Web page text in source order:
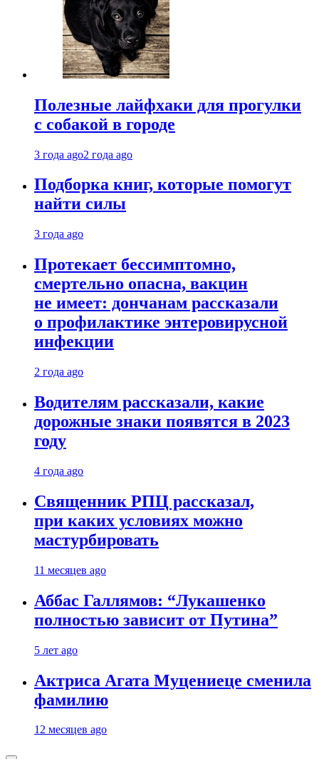
Полезные лайфхаки для прогулки
с собакой в городе
3 года ago2 года ago
Подборка книг, которые помогут
найти силы
3 года ago
Протекает бессимптомно,
смертельно опасна, вакцин
не имеет: дончанам рассказали
о профилактике энтеровирусной
инфекции
2 года ago
Водителям рассказали, какие
дорожные знаки появятся в 2023
году
4 года ago
Священник РПЦ рассказал,
при каких условиях можно
мастурбировать
11 месяцев ago
Аббас Галлямов: “Лукашенко
полностью зависит от Путина”
5 лет ago
Актриса Агата Муцениеце сменила
фамилию
12 месяцев ago